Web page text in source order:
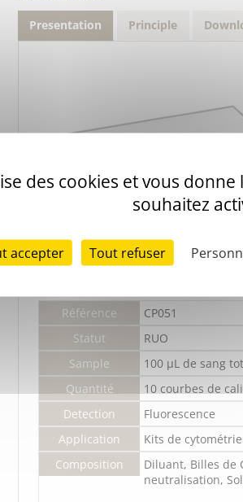
Presentation
(onglet
Principle
Référence
CP051
Statut
RUO
Sample
100 µL de sang
Quantité
10 courbes de
Detection
Fluorescence
Application
Kits de
Composition
Diluant, Billes de
neutralisation,
des cookies et vous
souhaitez
accepter Tout refuser